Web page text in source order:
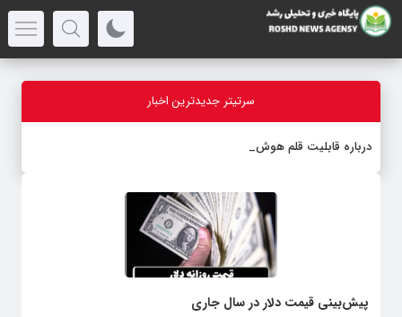
سرتیتر جدیدترین اخبار
درباره قابلیت قلم هوش مصنوعی
پیش‌بینی قیمت دلار در سال جاری